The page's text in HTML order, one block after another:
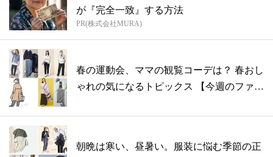
が『完全一致』する方法
PR(株式会社MURA)
春の運動会、ママの観覧コーデは？ 春おし
ゃれの気になるトピックス 【今週のファ
朝晩は寒い、昼暑い。服装に悩む季節の正